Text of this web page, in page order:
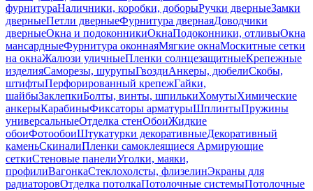
фурнитураНаличники, коробки, доборыРучки дверныеЗамки
дверныеПетли дверныеФурнитура двернаяДоводчики
дверныеОкна и подоконникиОкнаПодоконники, отливыОкна
мансардныеФурнитура оконнаяМягкие окнаМоскитные сетки
на окнаЖалюзи уличныеПленки солнцезащитныеКрепежные
изделияСаморезы, шурупыГвоздиАнкеры, дюбелиСкобы,
штифтыПерфорированный крепежГайки,
шайбыЗаклепкиБолты, винты, шпилькиХомутыХимические
анкерыКарабиныФиксаторы арматурыШплинтыПружины
универсальныеОтделка стенОбоиЖидкие
обоиФотообоиШтукатурки декоративныеДекоративный
каменьСкиналиПленки самоклеящиеся Армирующие
сеткиСтеновые панелиУголки, маяки,
профилиВагонкаСтеклохолсты, флизелинЭкраны для
радиаторовОтделка потолкаПотолочные системыПотолочные